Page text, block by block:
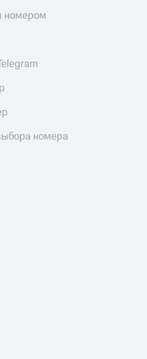
номером
номера